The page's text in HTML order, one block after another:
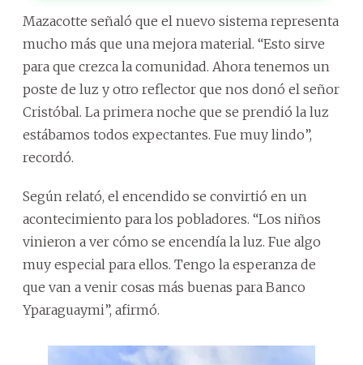
Mazacotte señaló que el nuevo sistema representa
mucho más que una mejora material. “Esto sirve
para que crezca la comunidad. Ahora tenemos un
poste de luz y otro reflector que nos donó el señor
Cristóbal. La primera noche que se prendió la luz
estábamos todos expectantes. Fue muy lindo”,
recordó.
Según relató, el encendido se convirtió en un
acontecimiento para los pobladores. “Los niños
vinieron a ver cómo se encendía la luz. Fue algo
muy especial para ellos. Tengo la esperanza de
que van a venir cosas más buenas para Banco
Yparaguaymi”, afirmó.